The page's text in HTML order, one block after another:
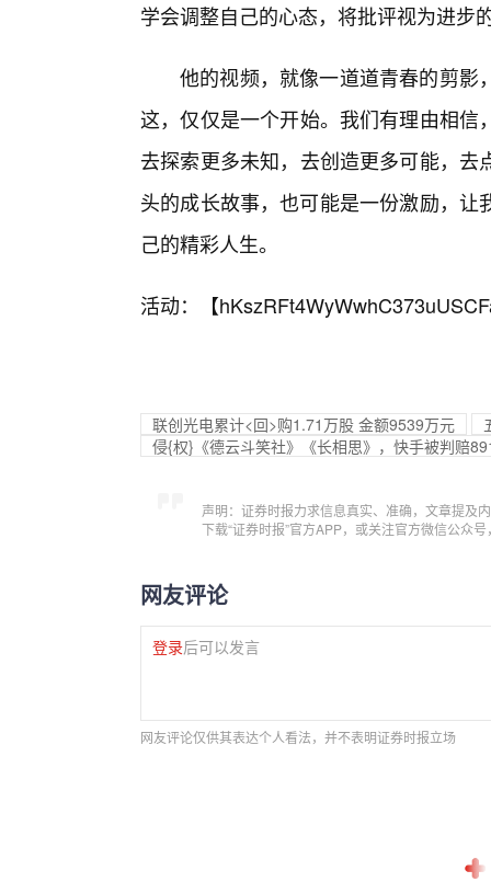
学会调整自己的心态，将批评视为进步
他的视频，就像一道道青春的剪影
这，仅仅是一个开始。我们有理由相
去探索更多未知，去创造更多可能，
头的成长故事，也可能是一份激励，
己的精彩人生。
活动：【
联创光电累计<回>购1.71万股 金额9539万元
侵{权}《德云斗笑社》《长相思》，快手被判赔
声明：证券时报力求信息真实、准确，文章提及
下载“证券时报”官方APP，或关注官方微信公众
网友评论
登录后可以发言
网友评论仅供其表达个人看法，并不表明证券时报立场